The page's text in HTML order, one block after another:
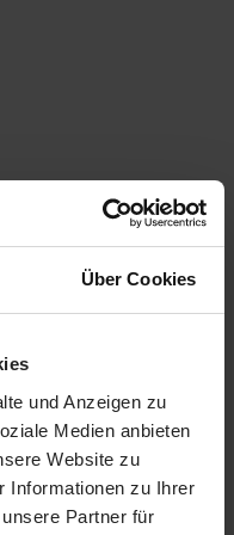
Über Cookies
und Anzeigen zu
Medien anbieten
Website zu
Informationen zu Ihrer
Partner für